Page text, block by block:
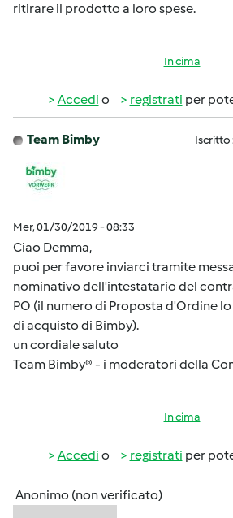
ritirare il prodotto a loro spese.
In cima
Accedi o registrati per
Team Bimby Iscritto
Mer, 01/30/2019 - 08:33
Ciao Demma,
puoi per favore inviarci tramite
nominativo dell'intestatario del
PO (il numero di Proposta d'Ordine
di acquisto di Bimby).
un cordiale saluto
Team Bimby® - i moderatori della
In cima
Accedi o registrati per
Anonimo (non verificato)